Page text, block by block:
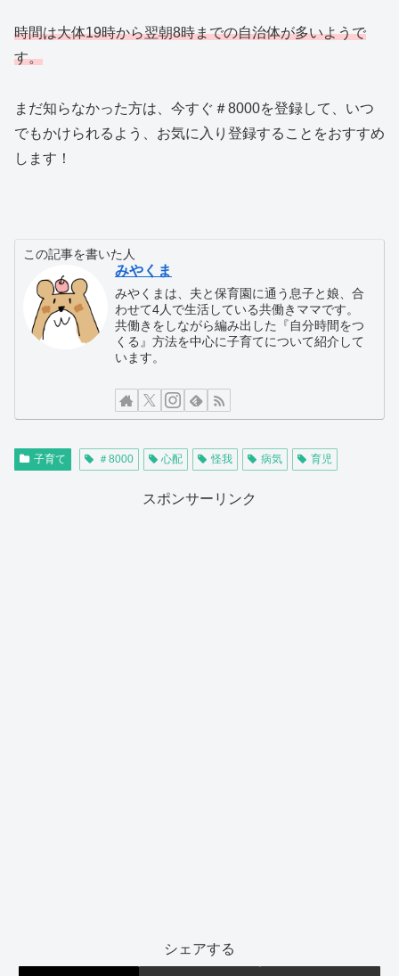
時間は大体19時から翌朝8時までの自治体が多いようで
す。
まだ知らなかった方は、今すぐ＃8000を登録して、いつ
でもかけられるよう、お気に入り登録することをおすすめ
します！
この記事を書いた人
みやくま
みやくまは、夫と保育園に通う息子と娘、合
わせて4人で生活している共働きママです。
共働きをしながら編み出した『自分時間をつ
くる』方法を中心に子育てについて紹介して
います。
子育て ＃8000 心配 怪我 病気 育児
スポンサーリンク
シェアする